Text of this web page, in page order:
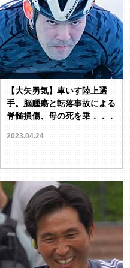
【大矢勇気】車いす陸上選
手。脳腫瘍と転落事故による
脊髄損傷、母の死を乗．．．
2023.04.24